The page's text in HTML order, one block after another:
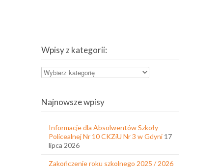
Wpisy z kategorii:
Wpisy
Najnowsze wpisy
Informacje dla Absolwentów Szkoły
Policealnej Nr 10 CKZiU Nr 3 w Gdyni 17
lipca 2026
Zakończenie roku szkolnego 2025 / 2026